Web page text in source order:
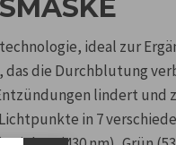
ideal zur
das die Durchblutung
lindert und
in 7